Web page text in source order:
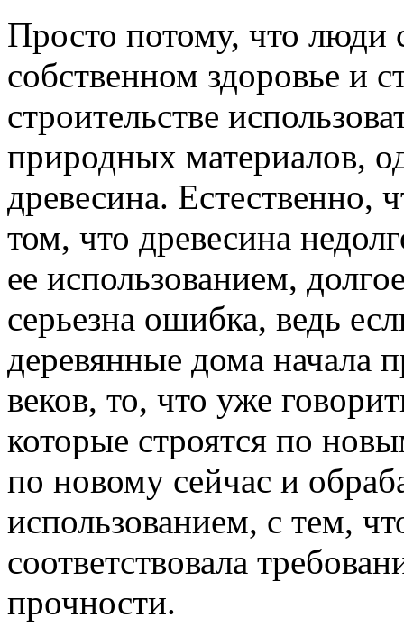
Просто потому, что люди
собственном здоровье и
строительстве
природных материалов,
древесина. Естественно,
том, что древесина
ее использованием,
серьезна ошибка, ведь
деревянные дома начала
веков, то, что уже
которые строятся по
по новому сейчас и
использованием, с тем,
соответствовала
прочности.